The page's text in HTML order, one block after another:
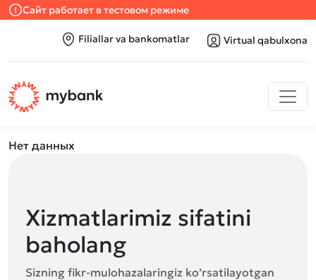
Сайт работает в тестовом режиме
Filiallar va bankomatlar Virtual qabulxona
Нет данных
Xizmatlarimiz sifatini
baholang
Sizning fikr-mulohazalaringiz ko’rsatilayotgan